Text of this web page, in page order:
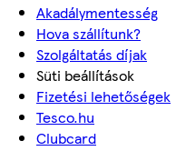
Akadálymentesség
Hova szállítunk?
Szolgáltatás díjak
Süti beállítások
Fizetési lehetőségek
Tesco.hu
Clubcard